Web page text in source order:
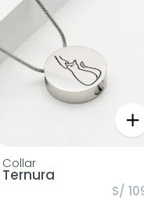
Collar
Ternura
S/